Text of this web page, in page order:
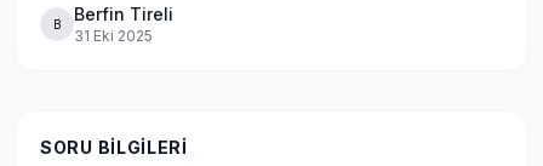
B Berfin Tireli
31 Eki 2025
SORU BILGILERI